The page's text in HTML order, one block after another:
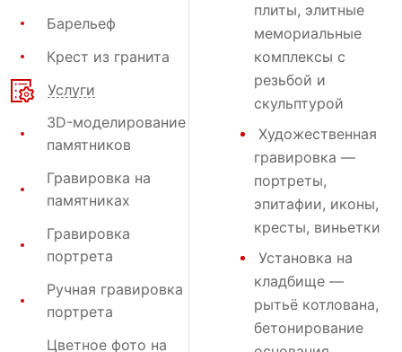
Барельеф
Крест из гранита
Услуги
3D-моделирование
памятников
Гравировка на
памятниках
Гравировка
портрета
Ручная гравировка
портрета
Цветное фото на
плиты, элитные
мемориальные
комплексы с
резьбой и
скульптурой
Художественная
гравировка —
портреты,
эпитафии, иконы,
кресты, виньетки
Установка на
кладбище —
рытьё котлована,
бетонирование